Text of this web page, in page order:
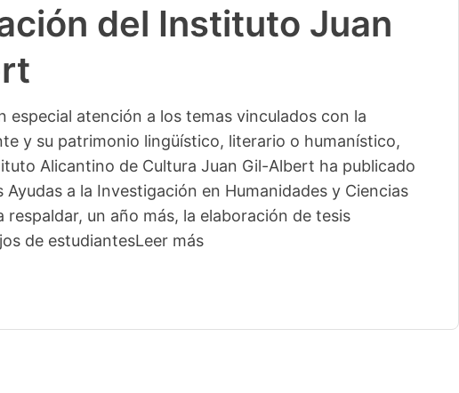
del Instituto Juan
especial atención a los temas vinculados con la
y su patrimonio lingüístico, literario o humanístico,
Alicantino de Cultura Juan Gil-Albert ha publicado
Ayudas a la Investigación en Humanidades y Ciencias
respaldar, un año más, la elaboración de tesis
de estudiantesLeer más